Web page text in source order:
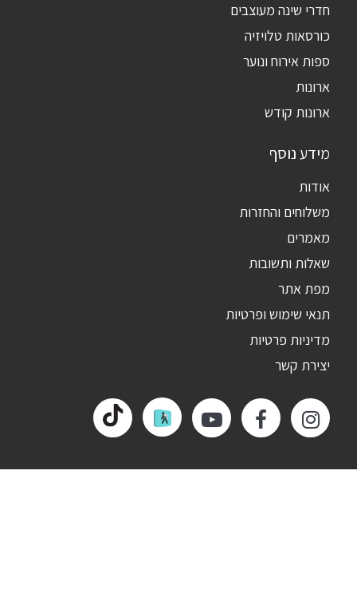
חדרי שינה מעוצבים
כורסאות טלויזיה
ספות אירוח ונוער
ארונות
ארונות קודש
מידע נוסף
אודות
משלוחים והחזרות
מאמרים
שאלות ותשובות
מפת אתר
תנאי שימוש ופרטיות
מדיניות פרטיות
יצירת קשר